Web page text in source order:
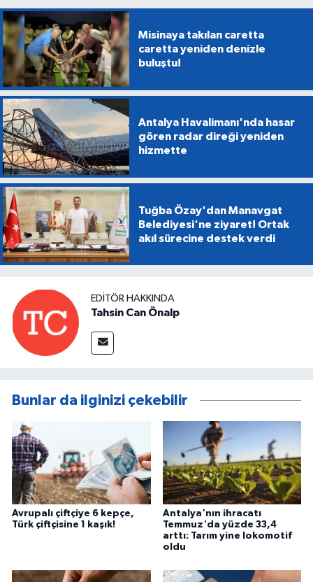
Misinaya takılan caretta
caretta yeniden denizle
buluştu!
Antalya Havalimanı'nda hasar
gören radar direği yeniden
hizmette
Tuğba Özay'dan Manavgat
Belediyesi'ne ziyaret! Ortak
akıl sürecine destek verdi
EDITÖR HAKKINDA
Tahsin Can Önalp
Bunlar da ilginizi çekebilir
Avrupalı çiftçiye 6 kepçe,
Türk çiftçisine 1 kaşık!
Antalya'nın ihracatı
Temmuz'da yüzde 33,4
arttı: Tarım yine lokomotif
oldu